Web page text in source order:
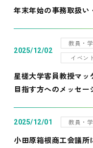
年末年始の事務取扱い
2025/12/02
教員・
イベン
星槎大学客員教授マ
目指す方へのメッセ
2025/12/01 教員・
小田原箱根商工会議